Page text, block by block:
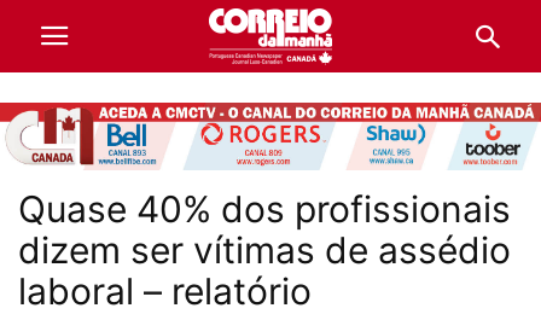
Quase 40% dos profissionais
dizem ser vítimas de assédio
laboral – relatório